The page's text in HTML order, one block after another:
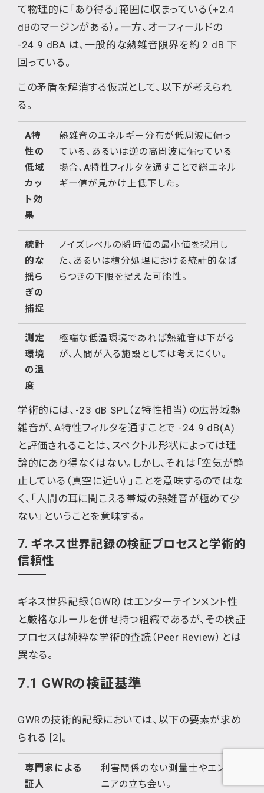
て物理的に「あり得る」範囲に収まっている（+2.4
dBのマージンがある）。一方、オーフィールドの
-24.9 dBA は、一般的な熱雑音限界を約 2 dB 下
回っている。
この矛盾を解消する仮説として、以下が考えられ
る。
A特
性の
低域
カッ
ト効
果
熱雑音のエネルギー分布が低周波に偏っ
ている、あるいは逆の高周波に偏っている
場合、A特性フィルタを通すことで総エネル
ギー値が見かけ上低下した。
統計
的な
揺ら
ぎの
捕捉
ノイズレベルの瞬時値の最小値を採用し
た、あるいは積分処理における統計的なば
らつきの下限を捉えた可能性。
測定
環境
の温
度
極端な低温環境であれば熱雑音は下がる
が、人間が入る施設としては考えにくい。
学術的には、-23 dB SPL（Z特性相当）の広帯域熱
雑音が、A特性フィルタを通すことで -24.9 dB(A)
と評価されることは、スペクトル形状によっては理
論的にあり得なくはない。しかし、それは「空気が静
止している（真空に近い）」ことを意味するのではな
く、「人間の耳に聞こえる帯域の熱雑音が極めて少
ない」ということを意味する。
7. ギネス世界記録の検証プロセスと学術的
信頼性
ギネス世界記録（GWR）はエンターテインメント性
と厳格なルールを併せ持つ組織であるが、その検証
プロセスは純粋な学術的査読（Peer Review）とは
異なる。
7.1 GWRの検証基準
GWRの技術的記録においては、以下の要素が求め
られる [2]。
専門家による
証人
利害関係のない測量士やエンジ
ニアの立ち会い。